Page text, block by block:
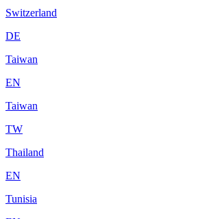
Switzerland
DE
Taiwan
EN
Taiwan
TW
Thailand
EN
Tunisia